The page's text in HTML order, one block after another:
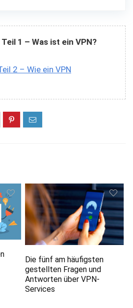
1 – Was ist ein VPN?
2 – Wie ein VPN
Die fünf am häufigsten
gestellten Fragen und
Antworten über VPN-
Services